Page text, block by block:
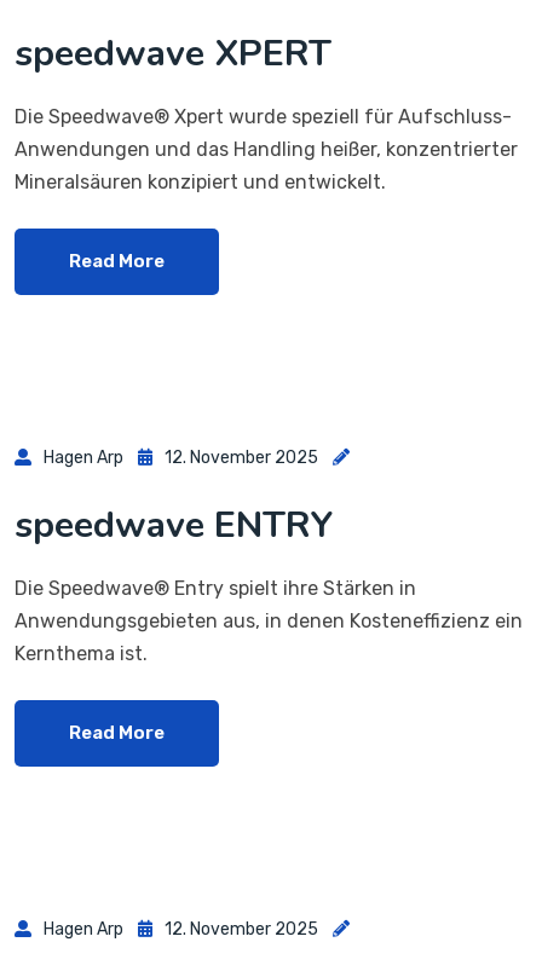
speedwave XPERT
Die Speedwave® Xpert wurde speziell für Aufschluss-
Anwendungen und das Handling heißer, konzentrierter
Mineralsäuren konzipiert und entwickelt.
Read More
Hagen Arp 12. November 2025
speedwave ENTRY
Die Speedwave® Entry spielt ihre Stärken in
Anwendungsgebieten aus, in denen Kosteneffizienz ein
Kernthema ist.
Read More
Hagen Arp 12. November 2025